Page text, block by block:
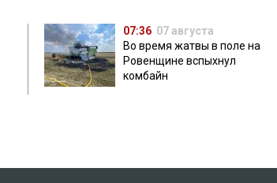
07:36 07 августа
Во время жатвы в поле на
Ровенщине вспыхнул
комбайн